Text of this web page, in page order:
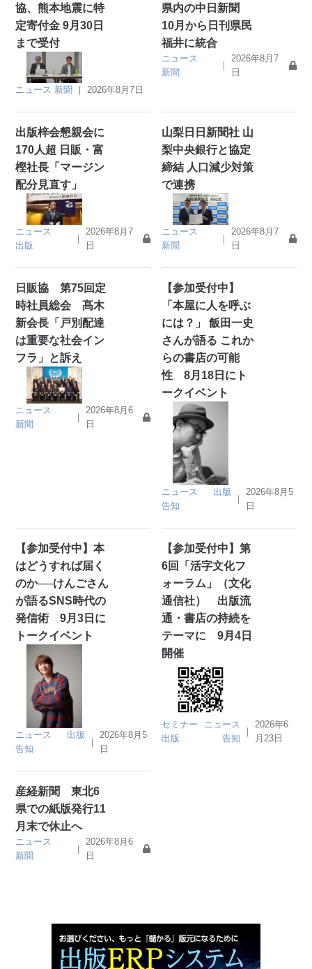
協、熊本地震に特
定寄付金 9月30日
まで受付
ニュース 新聞 ｜ 2026年8月7日
県内の中日新聞
10月から日刊県民
福井に統合
ニュース
新聞
｜
2026年8月7
日
出版梓会懇親会に
170人超 日販・富
樫社長「マージン
配分見直す」
ニュース
出版
｜
2026年8月7
日
山梨日日新聞社 山
梨中央銀行と協定
締結 人口減少対策
で連携
ニュース
新聞
｜
2026年8月7
日
日販協 第75回定
時社員総会 髙木
新会長「戸別配達
は重要な社会イン
フラ」と訴え
ニュース
新聞
｜
2026年8月6
日
【参加受付中】
「本屋に人を呼ぶ
には？」 飯田一史
さんが語る これか
らの書店の可能
性 8月18日にト
ークイベント
ニュース
出版
告知
｜
2026年8月5
日
【参加受付中】本
はどうすれば届く
のか──けんごさん
が語るSNS時代の
発信術 9月3日に
トークイベント
ニュース
出版
告知
｜
2026年8月5
日
【参加受付中】第
6回「活字文化フ
ォーラム」（文化
通信社） 出版流
通・書店の持続を
テーマに 9月4日
開催
セミナー
ニュース
出版
告知
｜
2026年6
月23日
産経新聞 東北6
県での紙版発行11
月末で休止へ
ニュース
新聞
｜
2026年8月6
日